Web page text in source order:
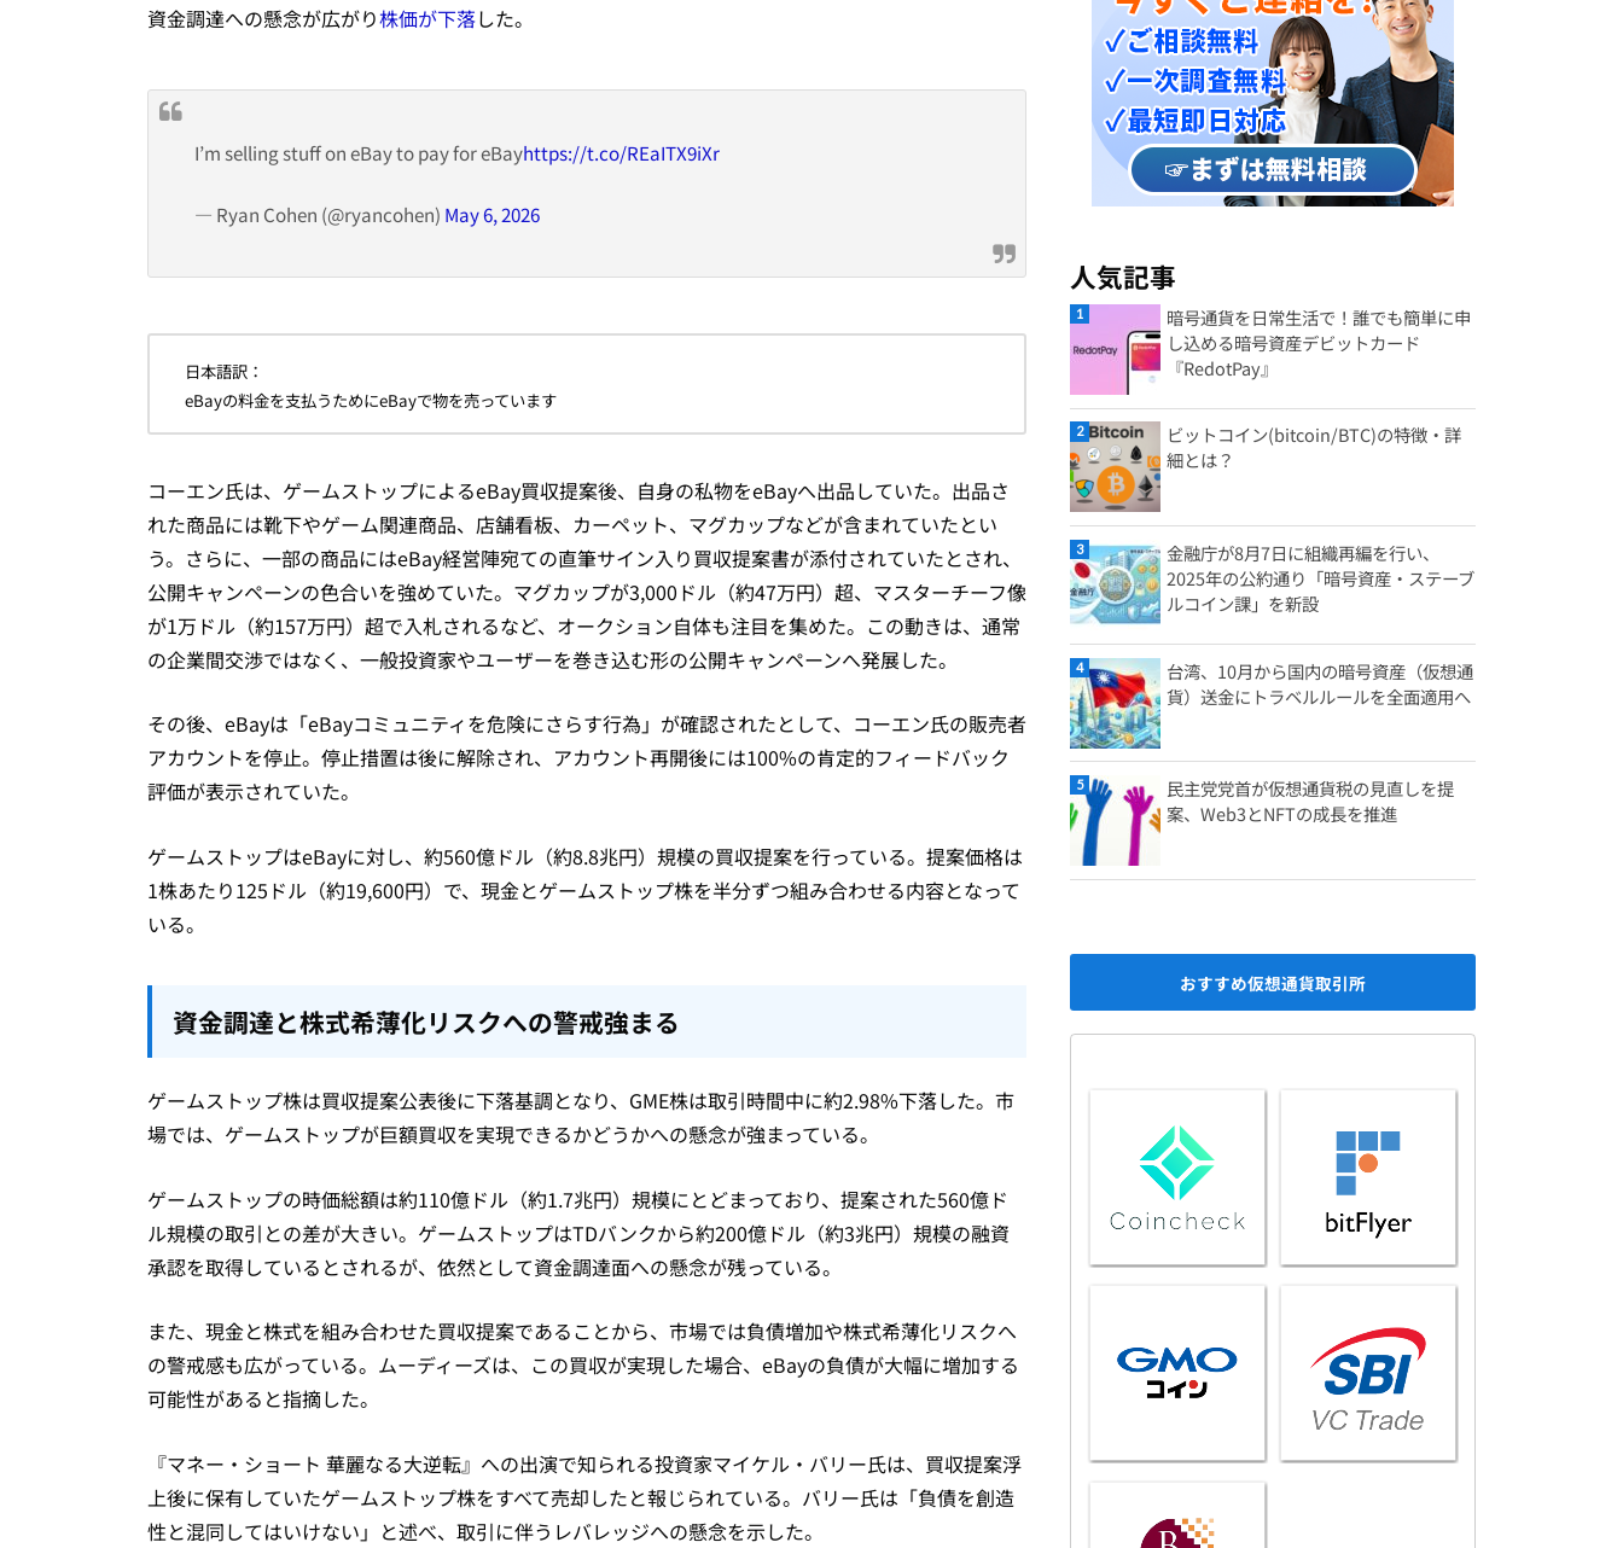
資金調達への懸念が広がり株価が下落した。
I’m selling stuff on eBay to pay for eBayhttps://t.co/REaITX9iXr
— Ryan Cohen (@ryancohen) May 6, 2026
日本語訳：
eBayの料金を支払うためにeBayで物を売っています
コーエン氏は、ゲームストップによるeBay買収提案後、自身の私物をeBayへ出品していた。出品さ
れた商品には靴下やゲーム関連商品、店舗看板、カーペット、マグカップなどが含まれていたとい
う。さらに、一部の商品にはeBay経営陣宛ての直筆サイン入り買収提案書が添付されていたとされ、
公開キャンペーンの色合いを強めていた。マグカップが3,000ドル（約47万円）超、マスターチーフ像
が1万ドル（約157万円）超で入札されるなど、オークション自体も注目を集めた。この動きは、通常
の企業間交渉ではなく、一般投資家やユーザーを巻き込む形の公開キャンペーンへ発展した。
その後、eBayは「eBayコミュニティを危険にさらす行為」が確認されたとして、コーエン氏の販売者
アカウントを停止。停止措置は後に解除され、アカウント再開後には100%の肯定的フィードバック
評価が表示されていた。
ゲームストップはeBayに対し、約560億ドル（約8.8兆円）規模の買収提案を行っている。提案価格は
1株あたり125ドル（約19,600円）で、現金とゲームストップ株を半分ずつ組み合わせる内容となって
いる。
資金調達と株式希薄化リスクへの警戒強まる
ゲームストップ株は買収提案公表後に下落基調となり、GME株は取引時間中に約2.98%下落した。市
場では、ゲームストップが巨額買収を実現できるかどうかへの懸念が強まっている。
ゲームストップの時価総額は約110億ドル（約1.7兆円）規模にとどまっており、提案された560億ド
ル規模の取引との差が大きい。ゲームストップはTDバンクから約200億ドル（約3兆円）規模の融資
承認を取得しているとされるが、依然として資金調達面への懸念が残っている。
また、現金と株式を組み合わせた買収提案であることから、市場では負債増加や株式希薄化リスクへ
の警戒感も広がっている。ムーディーズは、この買収が実現した場合、eBayの負債が大幅に増加する
可能性があると指摘した。
『マネー・ショート 華麗なる大逆転』への出演で知られる投資家マイケル・バリー氏は、買収提案浮
上後に保有していたゲームストップ株をすべて売却したと報じられている。バリー氏は「負債を創造
性と混同してはいけない」と述べ、取引に伴うレバレッジへの懸念を示した。
人気記事
暗号通貨を日常生活で！誰でも簡単に申
し込める暗号資産デビットカード
『RedotPay』
ビットコイン(bitcoin/BTC)の特徴・詳
細とは？
金融庁が8月7日に組織再編を行い、
2025年の公約通り「暗号資産・ステーブ
ルコイン課」を新設
台湾、10月から国内の暗号資産（仮想通
貨）送金にトラベルルールを全面適用へ
民主党党首が仮想通貨税の見直しを提
案、Web3とNFTの成長を推進
おすすめ仮想通貨取引所